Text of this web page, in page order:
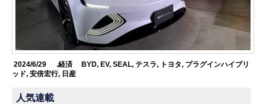
2024/6/29 .経済 BYD, EV, SEAL, テスラ, トヨタ, プラグインハイブリ
ッド,安倍宏行, 日産
人気連載